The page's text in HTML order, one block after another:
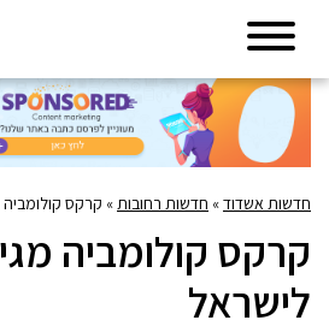
חדשות אשדוד» חדשות רחובות» קרקס
קרקס קולומביה
לישראל